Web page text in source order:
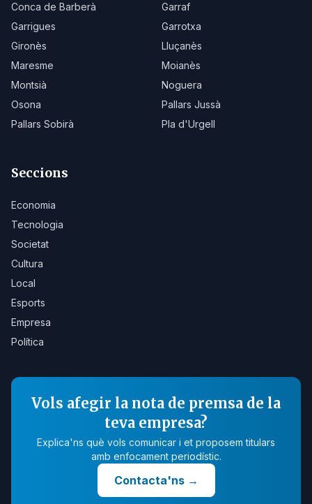
Conca de Barberà
Garraf
Garrigues
Garrotxa
Gironès
Lluçanès
Maresme
Moianès
Montsià
Noguera
Osona
Pallars Jussà
Pallars Sobirà
Pla d'Urgell
Seccions
Economia
Tecnologia
Societat
Cultura
Local
Esports
Empresa
Política
Vols afegir la nota de premsa de la
teva empresa?
Explica'ns què vols comunicar i et proposem titulars
amb enfocament periodístic.
Contacta'ns→